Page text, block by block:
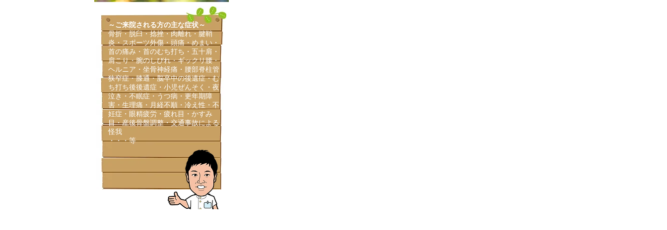
～ご来院される方の主な症状～
​骨折・脱臼・捻挫・肉離れ・腱鞘
炎・スポーツ外傷・頭痛・めまい・
首の痛み・首のむち打ち・五十肩・
肩こり・腕のしびれ・ギックリ腰・
ヘルニア・坐骨神経痛・腰部脊柱管
狭窄症・膝通・脳卒中の後遺症・む
ち打ち後後遺症・小児ぜんそく・夜
泣き・不眠症・うつ病・更年期障
害・生理痛・月経不順・冷え性・不
妊症・眼精疲労・疲れ目・かすみ
目・産後骨盤調整・交通事故による
怪我
・・・等